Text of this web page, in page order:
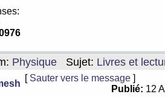
Physique Sujet: Livres et
[ Sauter vers le message ]
Publié: 12